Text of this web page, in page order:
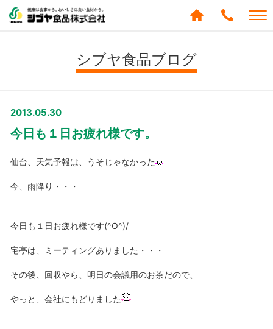
シブヤ食品ブログ
2013.05.30
今日も１日お疲れ様です。
仙台、天気予報は、うそじゃなかった
今、雨降り・・・
今日も１日お疲れ様です(^O^)/
宅亭は、ミーティングありました・・・
その後、回収やら、明日の会議用のお茶だので、
やっと、会社にもどりました